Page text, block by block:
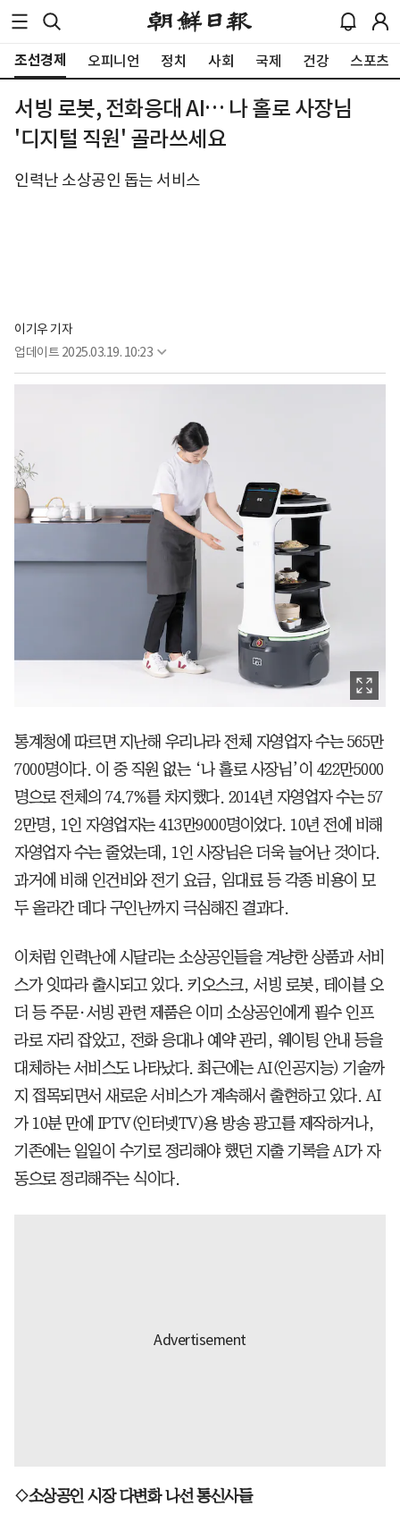
조선경제 오피니언 정치 사회 국제 건강 스포츠
서빙 로봇, 전화응대 AI… 나 홀로 사장님
'디지털 직원' 골라쓰세요
인력난 소상공인 돕는 서비스
이기우 기자
업데이트 2025.03.19. 10:23
통계청에 따르면 지난해 우리나라 전체 자영업자 수는 565만
7000명이다. 이 중 직원 없는 ‘나 홀로 사장님’이 422만5000
명으로 전체의 74.7%를 차지했다. 2014년 자영업자 수는 57
2만명, 1인 자영업자는 413만9000명이었다. 10년 전에 비해
자영업자 수는 줄었는데, 1인 사장님은 더욱 늘어난 것이다.
과거에 비해 인건비와 전기 요금, 임대료 등 각종 비용이 모
두 올라간 데다 구인난까지 극심해진 결과다.
이처럼 인력난에 시달리는 소상공인들을 겨냥한 상품과 서비
스가 잇따라 출시되고 있다. 키오스크, 서빙 로봇, 테이블 오
더 등 주문·서빙 관련 제품은 이미 소상공인에게 필수 인프
라로 자리 잡았고, 전화 응대나 예약 관리, 웨이팅 안내 등을
대체하는 서비스도 나타났다. 최근에는 AI(인공지능) 기술까
지 접목되면서 새로운 서비스가 계속해서 출현하고 있다. AI
가 10분 만에 IPTV(인터넷TV)용 방송 광고를 제작하거나,
기존에는 일일이 수기로 정리해야 했던 지출 기록을 AI가 자
동으로 정리해주는 식이다.
◇소상공인 시장 다변화 나선 통신사들